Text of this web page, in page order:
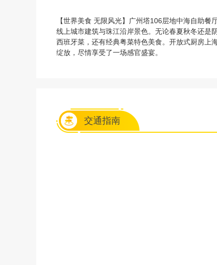
【世界美食 无限风光】广州塔106层地中海自助
线上城市建筑与珠江沿岸景色。无论春夏秋冬还是
西班牙菜，还有经典粤菜特色美食。开放式厨房
绽放，尽情享受了一场感官盛宴。
交通指南